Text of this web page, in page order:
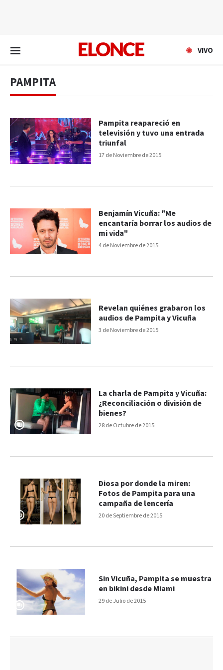
VIVO
PAMPITA
17 de Noviembre de 2015
Pampita reapareció en
televisión y tuvo una entrada
triunfal
4 de Noviembre de 2015
Benjamín Vicuña: "Me
encantaría borrar los audios de
mi vida"
3 de Noviembre de 2015
Revelan quiénes grabaron los
audios de Pampita y Vicuña
28 de Octubre de 2015
La charla de Pampita y Vicuña:
¿Reconciliación o división de
bienes?
20 de Septiembre de 2015
Diosa por donde la miren:
Fotos de Pampita para una
campaña de lencería
29 de Julio de 2015
Sin Vicuña, Pampita se muestra
en bikini desde Miami